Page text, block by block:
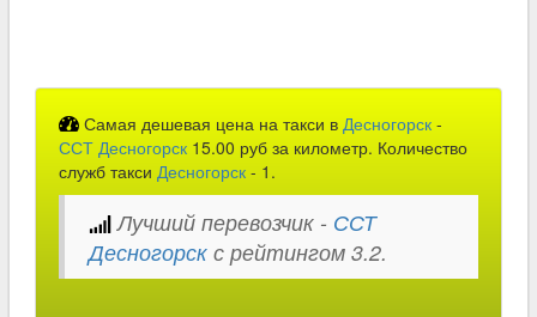
Самая дешевая цена на такси в Десногорск -
ССТ Десногорск 15.00 руб за километр. Количество
служб такси Десногорск - 1.
Лучший перевозчик - ССТ
Десногорск с рейтингом 3.2.